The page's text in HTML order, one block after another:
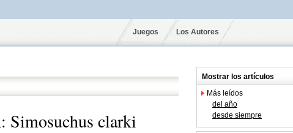
Juegos Los Autores
Simosuchus clarki
Mostrar los artículos
Más leídos
del año
desde siempre